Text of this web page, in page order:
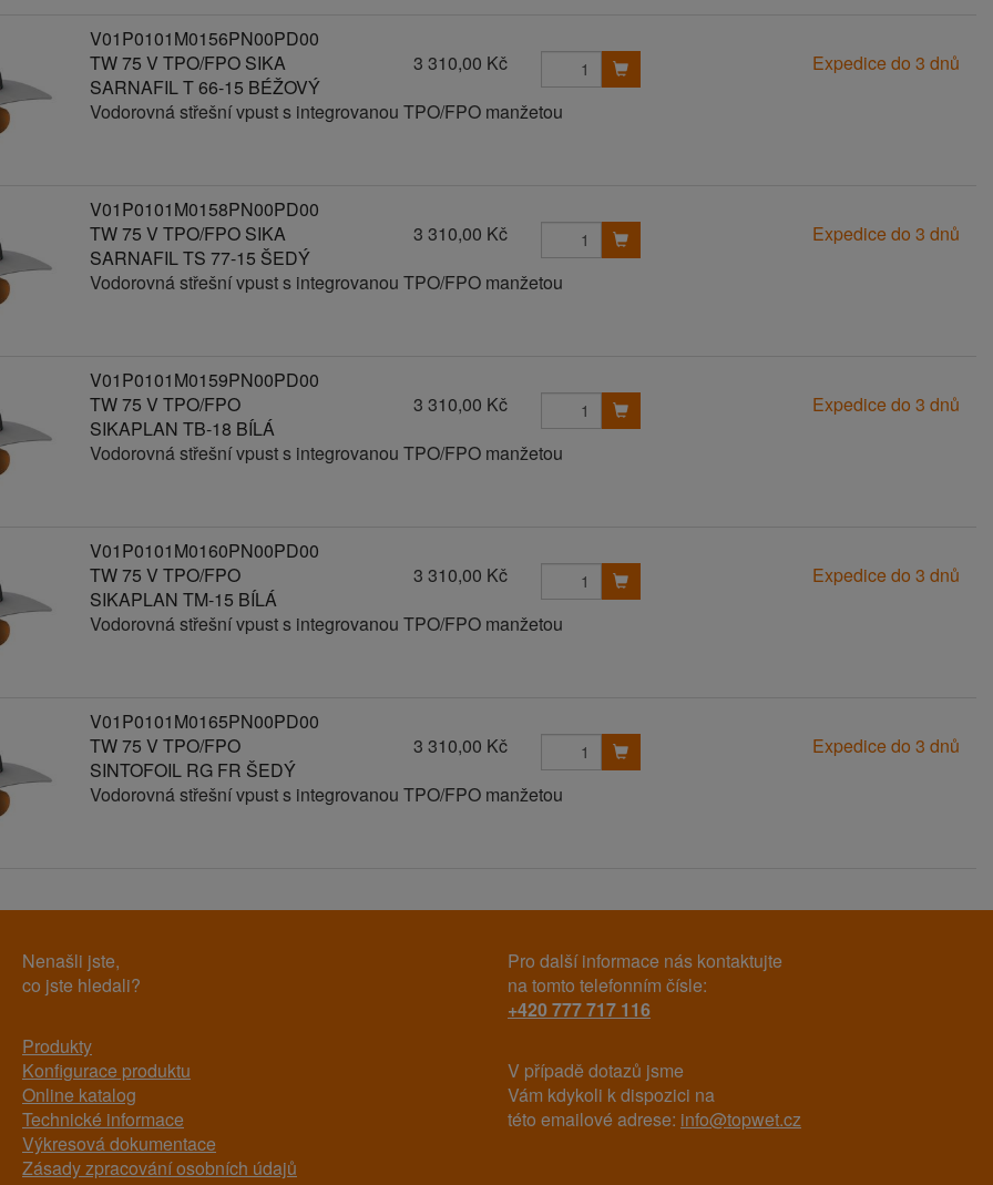
V01P0101M0156PN00PD00
TW 75 V TPO/FPO SIKA
SARNAFIL T 66-15 BÉŽOVÝ
3 310,00 Kč
Expedice do 3 dnů
Vodorovná střešní vpust s integrovanou TPO/FPO manžetou
V01P0101M0158PN00PD00
TW 75 V TPO/FPO SIKA
SARNAFIL TS 77-15 ŠEDÝ
3 310,00 Kč
Expedice do 3 dnů
Vodorovná střešní vpust s integrovanou TPO/FPO manžetou
V01P0101M0159PN00PD00
TW 75 V TPO/FPO
SIKAPLAN TB-18 BÍLÁ
3 310,00 Kč
Expedice do 3 dnů
Vodorovná střešní vpust s integrovanou TPO/FPO manžetou
V01P0101M0160PN00PD00
TW 75 V TPO/FPO
SIKAPLAN TM-15 BÍLÁ
3 310,00 Kč
Expedice do 3 dnů
Vodorovná střešní vpust s integrovanou TPO/FPO manžetou
V01P0101M0165PN00PD00
TW 75 V TPO/FPO
SINTOFOIL RG FR ŠEDÝ
3 310,00 Kč
Expedice do 3 dnů
Vodorovná střešní vpust s integrovanou TPO/FPO manžetou
Nenašli jste,
co jste hledali?
Produkty
Konfigurace produktu
Online katalog
Technické informace
Výkresová dokumentace
Zásady zpracování osobních údajů
Pro další informace nás kontaktujte
na tomto telefonním čísle:
+420 777 717 116
V případě dotazů jsme
Vám kdykoli k dispozici na
této emailové adrese: info@topwet.cz